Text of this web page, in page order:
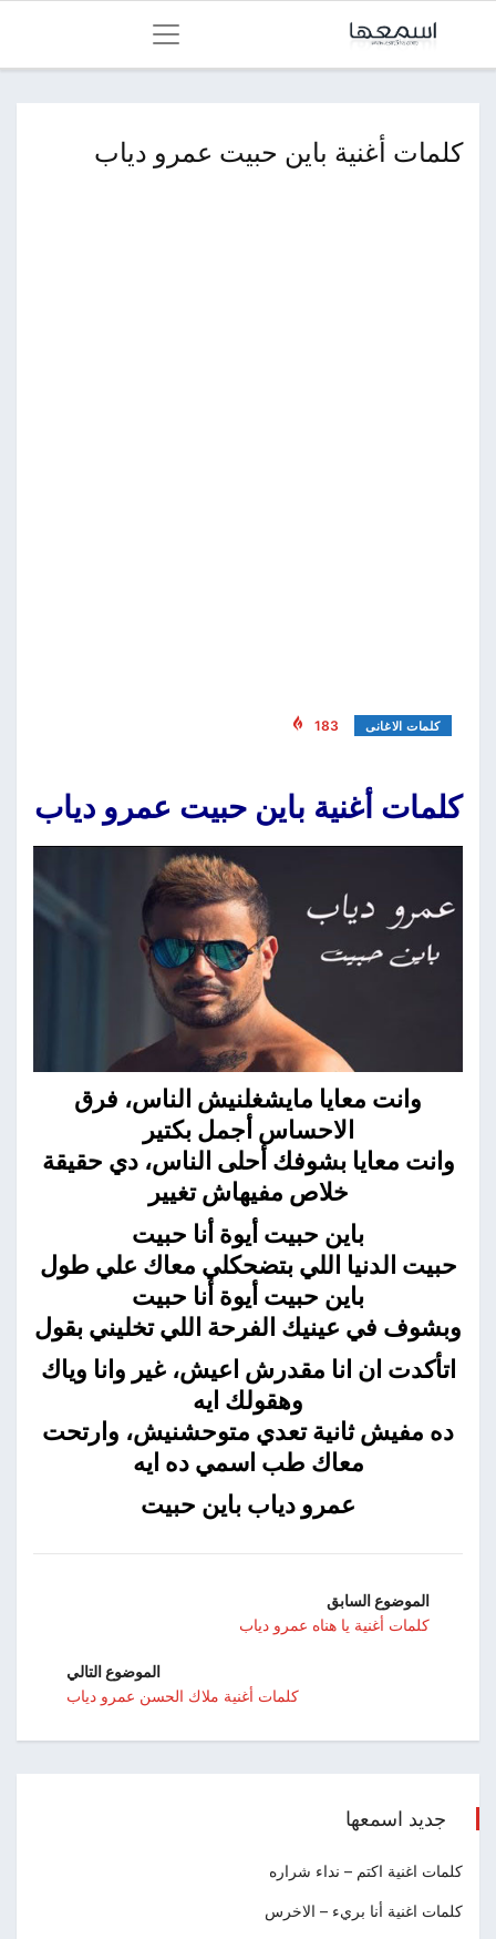
كلمات أغنية باين حبيت عمرو دياب
كلمات الاغانى 183
كلمات أغنية باين حبيت عمرو دياب
وانت معايا مايشغلنيش الناس، فرق
الاحساس أجمل بكتير
وانت معايا بشوفك أحلى الناس، دي حقيقة
خلاص مفيهاش تغيير
باين حبيت أيوة أنا حبيت
حبيت الدنيا اللي بتضحكلي معاك علي طول
باين حبيت أيوة أنا حبيت
وبشوف في عينيك الفرحة اللي تخليني بقول
اتأكدت ان انا مقدرش اعيش، غير وانا وياك
وهقولك ايه
ده مفيش ثانية تعدي متوحشنيش، وارتحت
معاك طب اسمي ده ايه
عمرو دياب باين حبيت
الموضوع السابق
كلمات أغنية يا هناه عمرو دياب
الموضوع التالي
كلمات أغنية ملاك الحسن عمرو دياب
جديد اسمعها
كلمات اغنية اكتم – نداء شراره
كلمات اغنية أنا بريء – الاخرس